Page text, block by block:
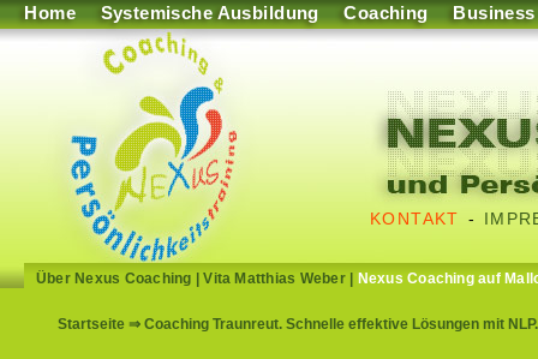
Home Systemische Ausbildung Coaching Business
KONTAKT -
Über Nexus Coaching |Vita Matthias Weber| Nexus Coaching auf
Startseite ⇒ Coaching Traunreut. Schnelle effektive Lösungen mit